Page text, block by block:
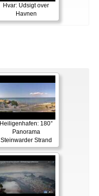
Hvar: Udsigt over
Havnen
Heiligenhafen: 180°
Panorama
Steinwarder Strand